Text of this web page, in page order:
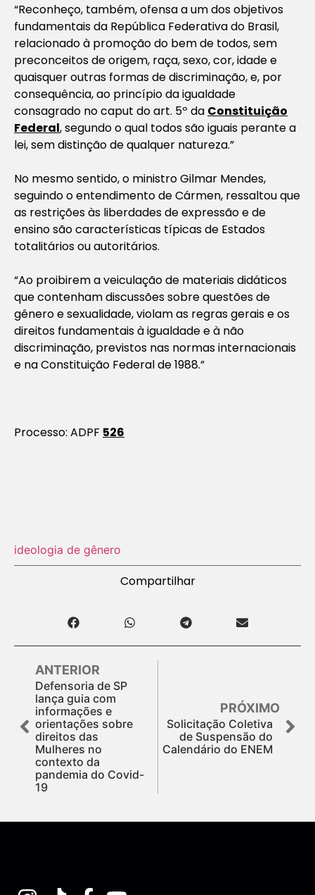
“Reconheço, também, ofensa a um dos objetivos
fundamentais da República Federativa do Brasil,
relacionado à promoção do bem de todos, sem
preconceitos de origem, raça, sexo, cor, idade e
quaisquer outras formas de discriminação, e, por
consequência, ao princípio da igualdade
consagrado no caput do art. 5º da Constituição
Federal, segundo o qual todos são iguais perante a
lei, sem distinção de qualquer natureza.”
No mesmo sentido, o ministro Gilmar Mendes,
seguindo o entendimento de Cármen, ressaltou que
as restrições às liberdades de expressão e de
ensino são características típicas de Estados
totalitários ou autoritários.
“Ao proibirem a veiculação de materiais didáticos
que contenham discussões sobre questões de
gênero e sexualidade, violam as regras gerais e os
direitos fundamentais à igualdade e à não
discriminação, previstos nas normas internacionais
e na Constituição Federal de 1988.”
Processo: ADPF 526
ideologia de gênero
Compartilhar
ANTERIOR
Defensoria de SP
lança guia com
informações e
orientações sobre
direitos das
Mulheres no
contexto da
pandemia do Covid-
19
PRÓXIMO
Solicitação Coletiva
de Suspensão do
Calendário do ENEM